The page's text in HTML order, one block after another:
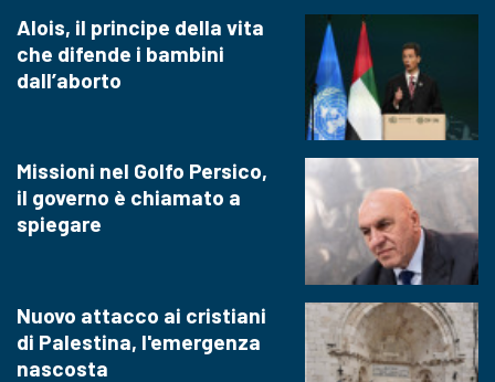
Alois, il principe della vita
che difende i bambini
dall’aborto
Missioni nel Golfo Persico,
il governo è chiamato a
spiegare
Nuovo attacco ai cristiani
di Palestina, l'emergenza
nascosta